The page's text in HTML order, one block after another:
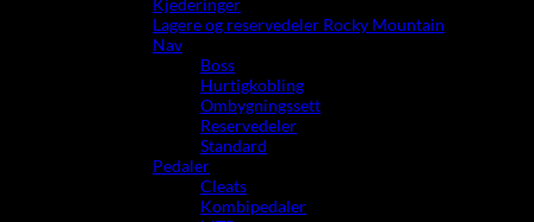
Kjederinger
Lagere og reservedeler Rocky Mountain
Nav
Boss
Hurtigkobling
Ombygningssett
Reservedeler
Standard
Pedaler
Cleats
Kombipedaler